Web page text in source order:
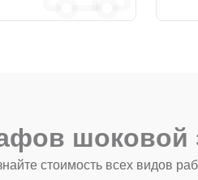
шоковой
стоимость всех видов